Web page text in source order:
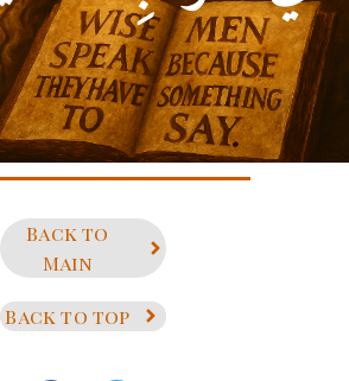
علي بن أبي طالب)
Back to
Main
Back to top